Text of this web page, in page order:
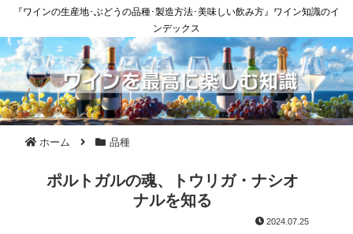
『ワインの生産地･ぶどうの品種･製造方法･美味しい飲み方』ワイン知識のイ
ンデックス
ホーム 品種
ポルトガルの魂、トウリガ・ナシオ
ナルを知る
2024.07.25